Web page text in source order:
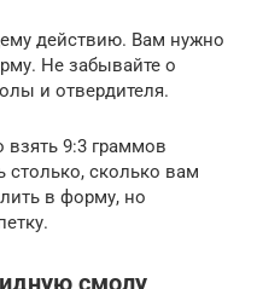
действию. Вам нужно
Не забывайте о
и отвердителя.
9:3 граммов
столько, сколько вам
в форму, но
смолу